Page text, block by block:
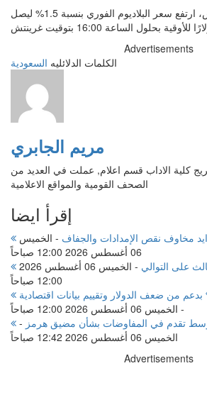
وخلال تداولات الخميس، ارتفع سعر البلاديوم الفوري بنسبة 1.5% ليصل
Advertisements
الكلمات الدلائليه السعودية
مريم الجابري
كلية الاداب قسم اعلام, عملت في العديد من
الصحف القومية والمواقع الاعلامية
إقرأ ايضا
مخاوف نقص الإمدادات والجفاف - الخميس
06 أغسطس 2026 12:00 صباحاً
على التوالي -
الخميس 06 أغسطس 2026
12:00 صباحاً
- الخميس 06 أغسطس 2026 12:00 صباحاً
وسط تقدم في المفاوضات بشأن مضيق هرمز -
الخميس 06 أغسطس 2026 12:42 صباحاً
Advertisements